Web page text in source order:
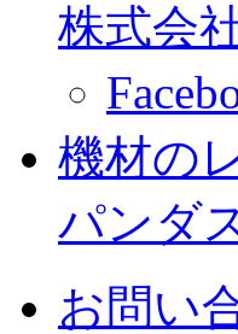
株式会
機材の
パンダ
お問い